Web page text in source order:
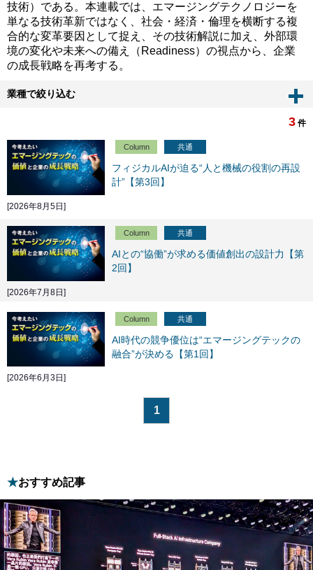
技術）である。本連載では、エマージングテクノロジーを
単なる技術革新ではなく、社会・経済・倫理を横断する複
合的な変革要因として捉え、その技術解説に加え、外部環
境の変化や未来への備え（Readiness）の視点から、企業
の成長戦略を再考する。
業種で絞り込む
3 件
Column 共通
フィジカルAIが迫る“人と機械の役割の再設
計”【第3回】
[2026年8月5日]
Column 共通
AIとの“協働”が求める価値創出の設計力【第
2回】
[2026年7月8日]
Column 共通
AI時代の競争優位は“エマージングテックの
融合”が決める【第1回】
[2026年6月3日]
1
おすすめ記事